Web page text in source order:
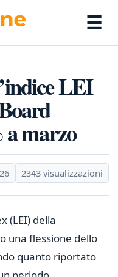
☰
LEI
a marzo
2343 visualizzazioni
(LEI) della
una flessione dello
quanto riportato